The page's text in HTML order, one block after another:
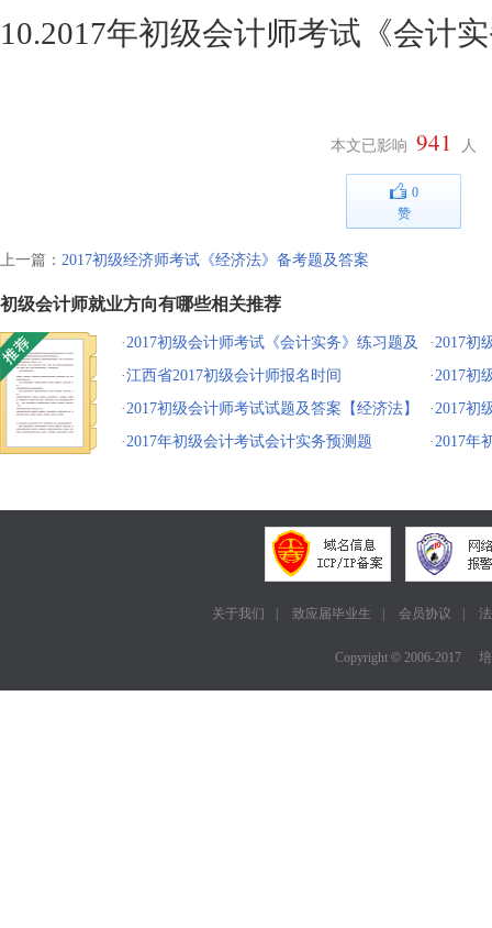
10.2017年初级会计师考试《会计
本文已影响 941 人
0
赞
上一篇： 2017初级经济师考试《经济法》备考题及答案
初级会计师就业方向有哪些相关推荐
·2017初级会计师考试《会计实务》练习题及
答案
·2017初
案
·江西省2017初级会计师报名时间 ·2017初
答案）
·2017初级会计师考试试题及答案【经济法】 ·2017初
案
·2017年初级会计考试会计实务预测题 ·2017年
关于我们 致应届毕业生 会员协议
Copyright ©2006-2017